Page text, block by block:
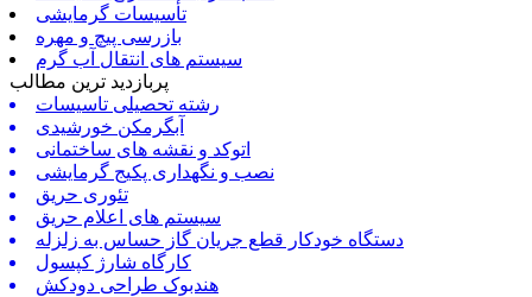
تأسیسات گرمایشی
بازرسی پیچ و مهره
سیستم های انتقال آب گرم
پربازدید ترین مطالب
رشته تحصیلی تاسیسات
آبگرمکن خورشیدی
اتوکد و نقشه های ساختمانی
نصب و نگهداری پکیج گرمایشی
تئوری حریق
سیستم های اعلام حریق
دستگاه خودکار قطع جریان گاز حساس به زلزله
کارگاه شارژ کپسول
هندبوک طراحی دودکش